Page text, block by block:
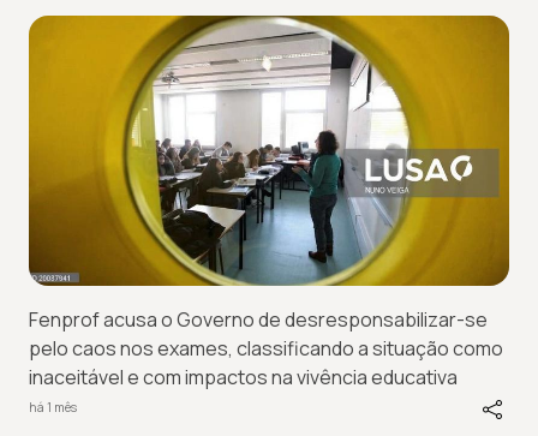
Fenprof acusa o Governo de desresponsabilizar-se
pelo caos nos exames, classificando a situação como
inaceitável e com impactos na vivência educativa
há 1 mês